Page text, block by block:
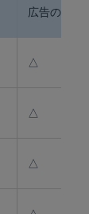
広告の非表示
△
△
△